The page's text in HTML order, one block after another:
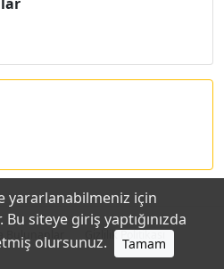
Bulunanlar Gizlilik Politikası
yararlanabilmeniz için
siteye giriş yaptığınızda
olursunuz.
Tamam